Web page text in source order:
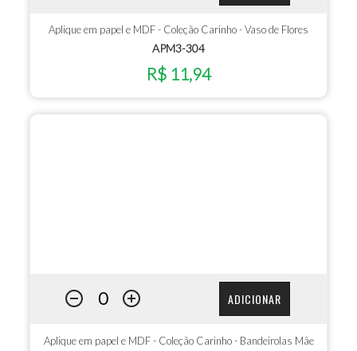
Aplique em papel e MDF - Coleção Carinho - Vaso de Flores
APM3-304
R$ 11,94
ADICIONAR
Aplique em papel e MDF - Coleção Carinho - Bandeirolas Mãe